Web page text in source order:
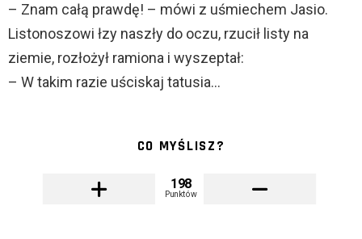
– Znam całą prawdę! – mówi z uśmiechem Jasio.
Listonoszowi łzy naszły do oczu, rzucił listy na
ziemie, rozłożył ramiona i wyszeptał:
– W takim razie uściskaj tatusia…
CO MYŚLISZ?
198
Punktów